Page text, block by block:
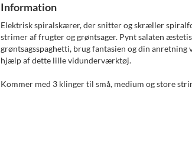
Information
Elektrisk spiralskærer, der snitter og skræller
strimer af frugter og grøntsager. Pynt salaten
grøntsagsspaghetti, brug fantasien og din anretning
hjælp af dette lille vidunderværktøj.
Kommer med 3 klinger til små, medium og store